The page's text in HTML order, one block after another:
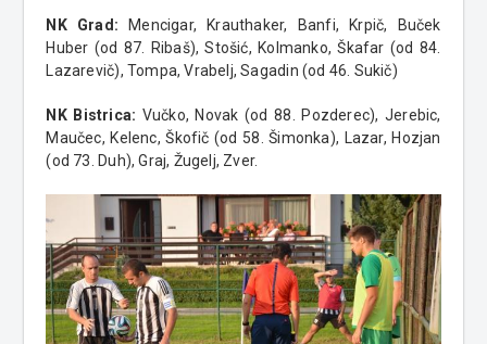
NK Grad:
Mencigar, Krauthaker, Banfi, Krpič, Buček
Huber (od 87. Ribaš), Stošić, Kolmanko, Škafar (od 84.
Lazarevič), Tompa, Vrabelj, Sagadin (od 46. Sukič)
NK Bistrica: Vučko, Novak (od 88. Pozderec), Jerebic,
Maučec, Kelenc, Škofič (od 58. Šimonka), Lazar, Hozjan
(od 73. Duh), Graj, Žugelj, Zver.